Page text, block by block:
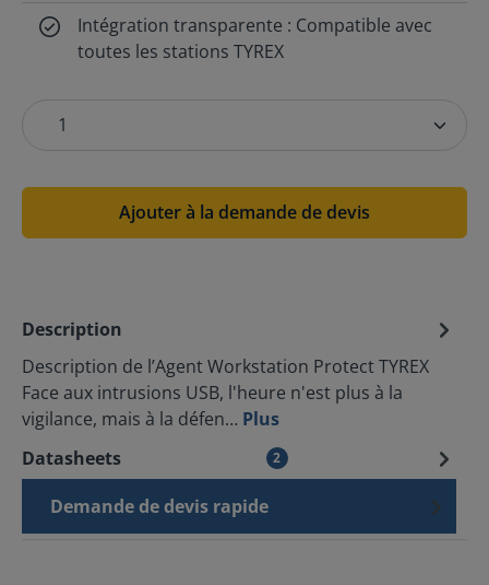
Intégration transparente : Compatible avec
toutes les stations TYREX
Ajouter à la demande de devis
Description
Description de l’Agent Workstation Protect TYREX
Face aux intrusions USB, l'heure n'est plus à la
vigilance, mais à la défen… Plus
Datasheets
2
Demande de devis rapide